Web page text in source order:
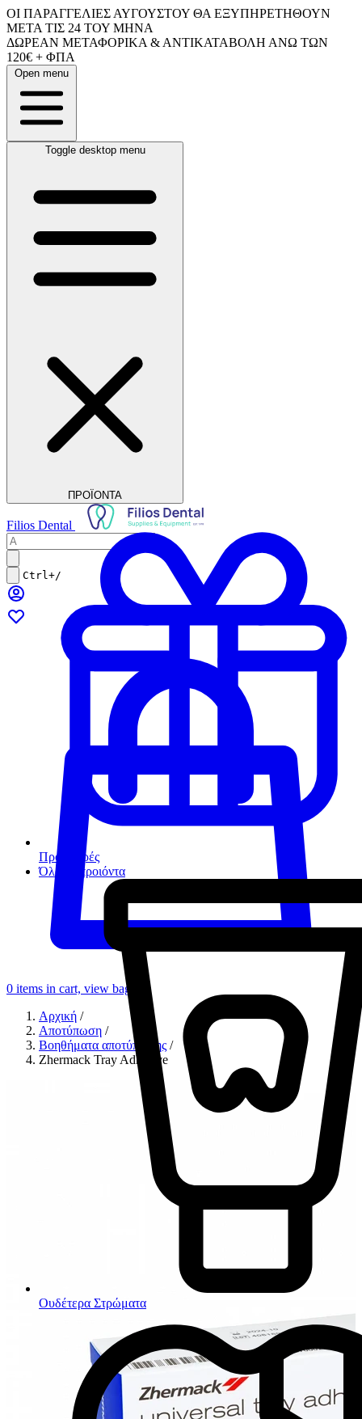
ΟΙ ΠΑΡΑΓΓΕΛΙΕΣ ΑΥΓΟΥΣΤΟΥ ΘΑ ΕΞΥΠΗΡΕΤΗΘΟΥΝ
ΜΕΤΑ ΤΙΣ 24 ΤΟΥ ΜΗΝΑ
ΔΩΡΕΑΝ ΜΕΤΑΦΟΡΙΚΑ & ΑΝΤΙΚΑΤΑΒΟΛΗ ΑΝΩ ΤΩΝ
120€ + ΦΠΑ
Open menu
Toggle desktop menu
ΠΡΟΪΟΝΤΑ
Προσφορές
Όλα τα προιόντα
Ουδέτερα Στρώματα
Filios Dental
Ctrl+/
0 items in cart, view bag
Αρχική /
Αποτύπωση /
Βοηθήματα αποτύπωσης /
Zhermack Tray Adhesive